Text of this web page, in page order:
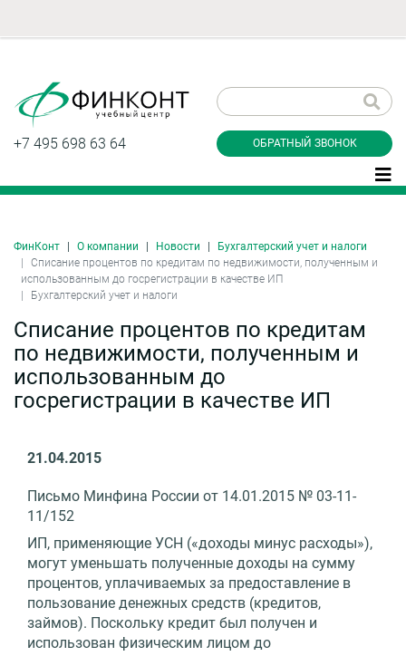
+7 495 698 63 64 ОБРАТНЫЙ ЗВОНОК
ФинКонт О компании Новости
Бухгалтерский учет и налоги
Списание процентов по кредитам по недвижимости, полученным и
использованным до госрегистрации в качестве ИП
Бухгалтерский учет и налоги
Списание процентов по кредитам
по недвижимости, полученным и
использованным до
госрегистрации в качестве ИП
21.04.2015
Письмо Минфина России от 14.01.2015 № 03-11-
11/152
ИП, применяющие УСН («доходы минус расходы»),
могут уменьшать полученные доходы на сумму
процентов, уплачиваемых за предоставление в
пользование денежных средств (кредитов,
займов). Поскольку кредит был получен и
использован физическим лицом до
звонок
Даю согласие на обработку персональных
данные и соглашаюсь сполитикой
конфиденциальности
Заказать